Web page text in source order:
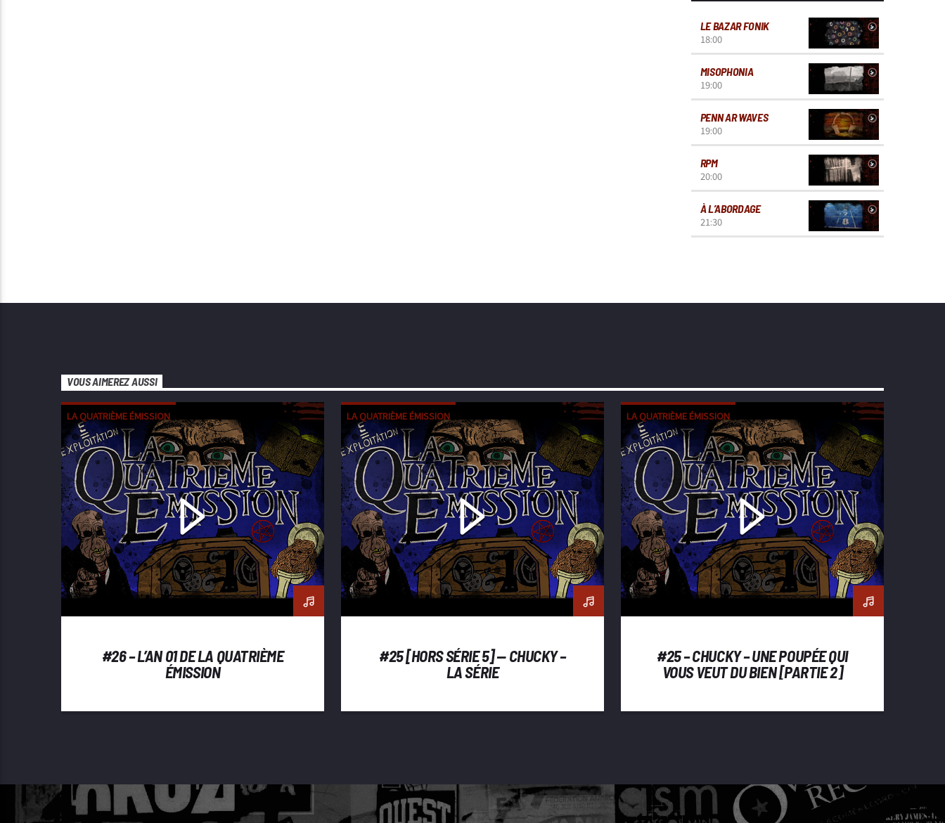
LE BAZAR FONIK
18:00
MISOPHONIA
19:00
PENN AR WAVES
19:00
RPM
20:00
À L’ABORDAGE
21:30
VOUS AIMEREZ AUSSI
LA QUATRIÈME ÉMISSION
#26 – L’AN 01 DE LA QUATRIÈME
ÉMISSION
LA QUATRIÈME ÉMISSION
#25 [HORS SÉRIE 5] — CHUCKY –
LA SÉRIE
LA QUATRIÈME ÉMISSION
#25 – CHUCKY – UNE POUPÉE QUI
VOUS VEUT DU BIEN [PARTIE 2]